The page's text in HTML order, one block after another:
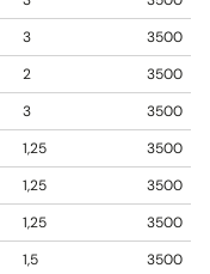
3
3500
2
3500
3
3500
1,25
3500
1,25
3500
1,25
3500
1,5
3500